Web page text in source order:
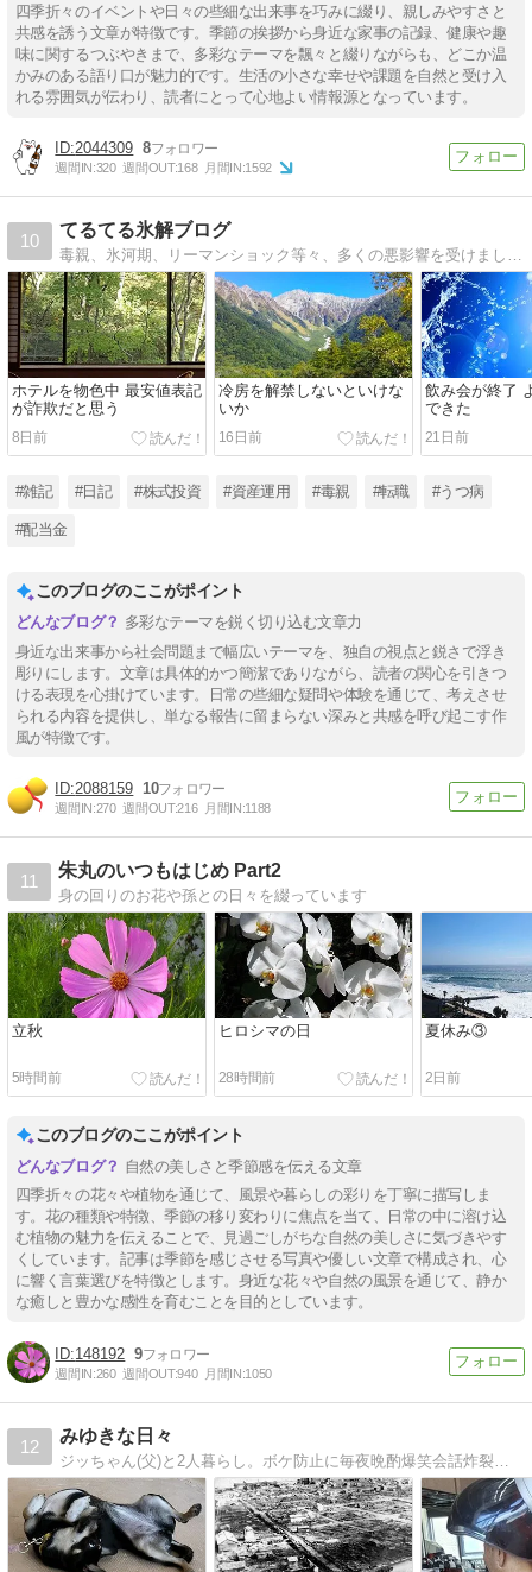
四季折々のイベントや日々の些細な出来事を巧みに綴り、親しみやすさと
共感を誘う文章が特徴です。季節の挨拶から身近な家事の記録、健康や趣
味に関するつぶやきまで、多彩なテーマを飄々と綴りながらも、どこか温
かみのある語り口が魅力的です。生活の小さな幸せや課題を自然と受け入
れる雰囲気が伝わり、読者にとって心地よい情報源となっています。
2044309 8
週間IN:320 週間OUT:168 月間IN:1592
10
てるてる氷解ブログ
毒親、氷河期、リーマンショック等々、多くの悪影響を受けました。それでも非正規で働きながら一歩ずつ前に進む男のブログ。休日前後、休日に更新
ホテルを物色中 最安値表記
が詐欺だと思う
8日前
冷房を解禁しないといけな
いか
16日前
飲み会が終了
できた
21日前
#雑記 #日記 #株式投資 #資産運用 #毒親 #転職 #うつ病
#配当金
このブログのここがポイント
多彩なテーマを鋭く切り込む文章力
身近な出来事から社会問題まで幅広いテーマを、独自の視点と鋭さで浮き
彫りにします。文章は具体的かつ簡潔でありながら、読者の関心を引きつ
ける表現を心掛けています。日常の些細な疑問や体験を通じて、考えさせ
られる内容を提供し、単なる報告に留まらない深みと共感を呼び起こす作
風が特徴です。
2088159 10
週間IN:270 週間OUT:216 月間IN:1188
11
朱丸のいつもはじめ Part2
身の回りのお花や孫との日々を綴っています
立秋
5時間前
ヒロシマの日
28時間前
夏休み③
2日前
このブログのここがポイント
自然の美しさと季節感を伝える文章
四季折々の花々や植物を通じて、風景や暮らしの彩りを丁寧に描写しま
す。花の種類や特徴、季節の移り変わりに焦点を当て、日常の中に溶け込
む植物の魅力を伝えることで、見過ごしがちな自然の美しさに気づきやす
くしています。記事は季節を感じさせる写真や優しい文章で構成され、心
に響く言葉選びを特徴とします。身近な花々や自然の風景を通じて、静か
な癒しと豊かな感性を育むことを目的としています。
148192 9
週間IN:260 週間OUT:940 月間IN:1050
12
みゆきな日々
ジッちゃん(父)と2人暮らし。ボケ防止に毎夜晩酌爆笑会話炸裂、気づけば2人して介護が必要な天然ボケ健忘録 10歳のチワワ・チェリー1も活躍中